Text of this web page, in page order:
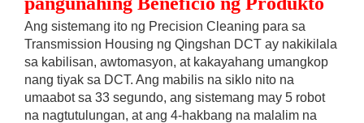
Ang sistemang ito ng Precision Cleaning para sa
Transmission Housing ng Qingshan DCT ay nakikilala
sa kabilisan, awtomasyon, at kakayahang umangkop
nang tiyak sa DCT. Ang mabilis na siklo nito na
umaabot sa 33 segundo, ang sistemang may 5 robot
na nagtutulungan, at ang 4-hakbang na malalim na